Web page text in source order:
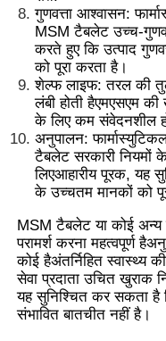
कारखाना भ्रमण
गुणवत्ता नियंत्रण
एक उद्धरण का अनुरोध
एमएसएम पाउडर
एमएसएम
एमएसएम डाइमिथाइल
गुणवत्ता आश्वासन:
MSM टैबलेट उच्च-
करते हुए कि उत्पाद
को पूरा करता है।
शेल्फ लाइफ: तरल की
लंबी होती हैएमएसएम की
के लिए कम संवेदनशील
अनुपालन: फार्मास्युटिकल-
टैबलेट सरकारी
लिएआहारीय पूरक, यह
के उच्चतम मानकों को
MSM टैबलेट या कोई अन्य
परामर्श करना महत्वपूर्ण है
कोई हैअंतर्निहित स्वास्थ्य
सेवा प्रदाता उचित खुराक
यह सुनिश्चित कर सकता
संभावित बातचीत नहीं है।